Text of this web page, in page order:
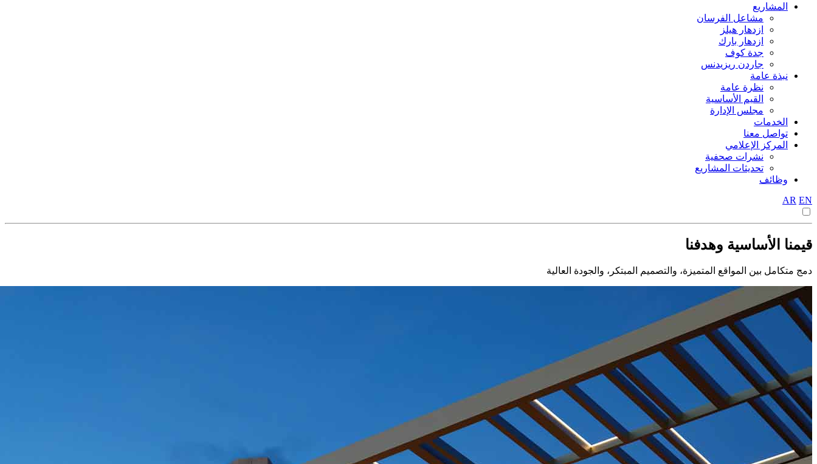
المشاريع
مشاعل الفرسان
ازدهار هيلز
ازدهار بارك
جدة كوف
جاردن ريزيدنس
نبذة عامة
نظرة عامة
القيم الأساسية
مجلس الإدارة
الخدمات
تواصل معنا
المركز الإعلامي
نشرات صحفية
تحديثات المشاريع
وظائف
AR EN
قيمنا الأساسية وهدفنا
دمج متكامل بين المواقع المتميزة، والتصميم المبتكر، والجودة العالية